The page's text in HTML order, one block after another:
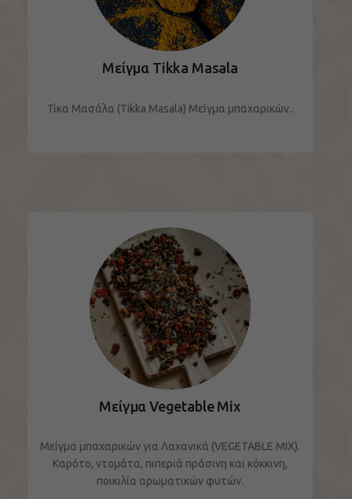
Μείγμα Tikka Masala
Τίκα Μασάλα (Tikka Masala) Μείγμα μπαχαρικών..
Μείγμα Vegetable Mix
Μείγμα μπαχαρικών για Λαχανικά (VEGETABLE MIX).
Καρότο, ντομάτα, πιπεριά πράσινη και κόκκινη,
ποικιλία αρωματικών φυτών.